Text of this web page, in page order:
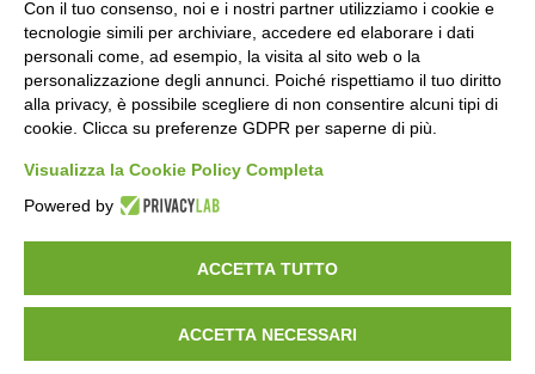
Sabato
08:00 – 12:10
Domenica e festivi
CHIUSO
Consorzio Turistico Porte di Valtellina. All rights reserved.
Powered byNoratech
Con il tuo consenso, noi e i nostri partner utilizziamo i cookie e
tecnologie simili per archiviare, accedere ed elaborare i dati
personali come, ad esempio, la visita al sito web o la
personalizzazione degli annunci. Poiché rispettiamo il tuo diritto
alla privacy, è possibile scegliere di non consentire alcuni tipi di
cookie. Clicca su preferenze GDPR per saperne di più.
Visualizza la Cookie Policy Completa
Powered by
ACCETTA TUTTO
ACCETTA NECESSARI